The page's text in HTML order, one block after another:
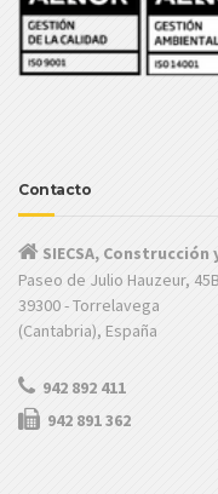
Contacto
SIECSA, Construcción
Paseo de Julio Hauzeur, 45B
39300 - Torrelavega
(Cantabria), España
942 892 411
942 891 362